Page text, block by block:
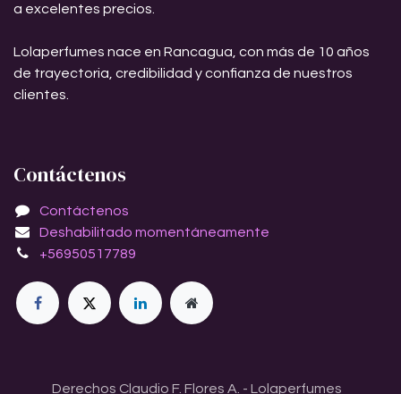
a excelentes precios.
Lolaperfumes nace en Rancagua, con más de 10 años
de trayectoria, credibilidad y confianza de nuestros
clientes.
Contáctenos
Contáctenos
Deshabilitado momentáneamente
+56950517789
Derechos Claudio F. Flores A. - Lolaperfumes